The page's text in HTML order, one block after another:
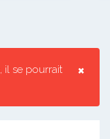
×
, il se pourrait